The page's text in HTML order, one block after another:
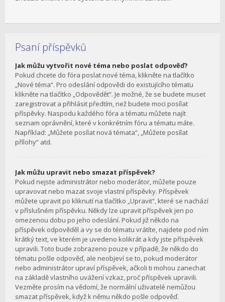
Psaní příspěvků
Jak můžu vytvořit nové téma nebo poslat odpověď?
Pokud chcete do fóra poslat nové téma, klikněte na tlačítko
„Nové téma“. Pro odeslání odpovědi do existujícího tématu
klikněte na tlačítko „Odpovědět“. Je možné, že se budete muset
zaregistrovat a přihlásit předtím, než budete moci posílat
příspěvky. Naspodu každého fóra a tématu můžete najít
seznam oprávnění, které v konkrétním fóru a tématu máte.
Například: „Můžete posílat nová témata“, „Můžete posílat
přílohy“ atd.
Jak můžu upravit nebo smazat příspěvek?
Pokud nejste administrátor nebo moderátor, můžete pouze
upravovat nebo mazat svoje vlastní příspěvky. Příspěvek
můžete upravit po kliknutí na tlačítko „Upravit“, které se nachází
v příslušném příspěvku. Někdy lze upravit příspěvek jen po
omezenou dobu po jeho odeslání. Pokud již někdo na
příspěvek odpověděl a vy se do tématu vrátíte, najdete pod ním
krátký text, ve kterém je uvedeno kolikrát a kdy jste příspěvek
upravili. Toto bude zobrazeno pouze v případě, že někdo do
tématu pošle odpověď, ale neobjeví se to, pokud moderátor
nebo administrátor upraví příspěvek, ačkoli ti mohou zanechat
na základě vlastního uvážení vzkaz, proč příspěvek upravili.
Vezměte prosím na vědomí, že normální uživatelé nemůžou
smazat příspěvek, když k němu někdo pošle odpověď.